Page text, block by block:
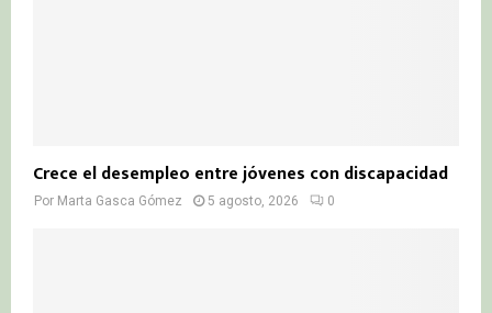
Crece el desempleo entre jóvenes con discapacidad
Por Marta Gasca Gómez 5 agosto, 2026 0